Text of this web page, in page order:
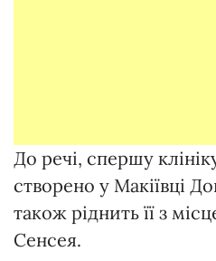
До речі, спершу
створено у Макіївці
також ріднить її з
Сенсея.